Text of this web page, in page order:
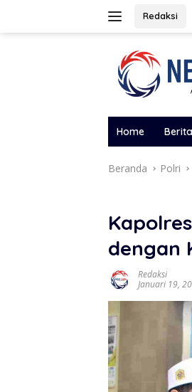
Redaksi
Home Berita
Beranda Polri
dengan
Redaksi
Januari 19,